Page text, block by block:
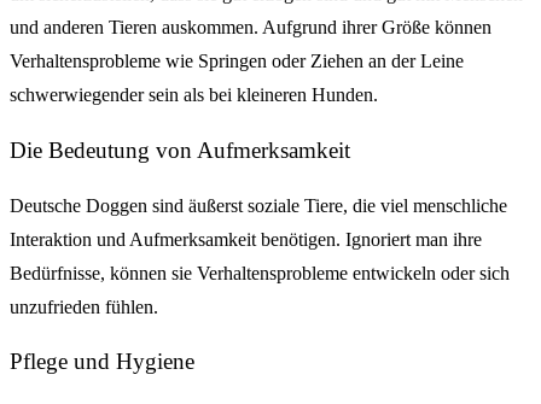
und anderen Tieren auskommen. Aufgrund ihrer Größe können
Verhaltensprobleme wie Springen oder Ziehen an der Leine
schwerwiegender sein als bei kleineren Hunden.
Die Bedeutung von Aufmerksamkeit
Deutsche Doggen sind äußerst soziale Tiere, die viel menschliche
Interaktion und Aufmerksamkeit benötigen. Ignoriert man ihre
Bedürfnisse, können sie Verhaltensprobleme entwickeln oder sich
unzufrieden fühlen.
Pflege und Hygiene